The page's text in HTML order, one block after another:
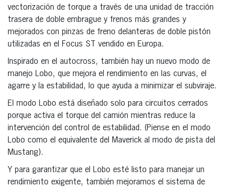
vectorización de torque a través de una unidad de tracción
trasera de doble embrague y frenos más grandes y
mejorados con pinzas de freno delanteras de doble pistón
utilizadas en el Focus ST vendido en Europa.
Inspirado en el autocross, también hay un nuevo modo de
manejo Lobo, que mejora el rendimiento en las curvas, el
agarre y la estabilidad, lo que ayuda a minimizar el subviraje.
El modo Lobo está diseñado solo para circuitos cerrados
porque activa el torque del camión mientras reduce la
intervención del control de estabilidad. (Piense en el modo
Lobo como el equivalente del Maverick al modo de pista del
Mustang).
Y para garantizar que el Lobo esté listo para manejar un
rendimiento exigente, también mejoramos el sistema de